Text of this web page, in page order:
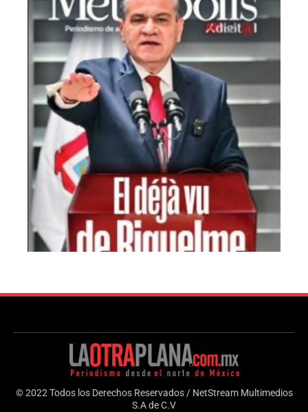
© 2022 Todos los Derechos Reservados / NetStream Multimedios
S.A de C.V